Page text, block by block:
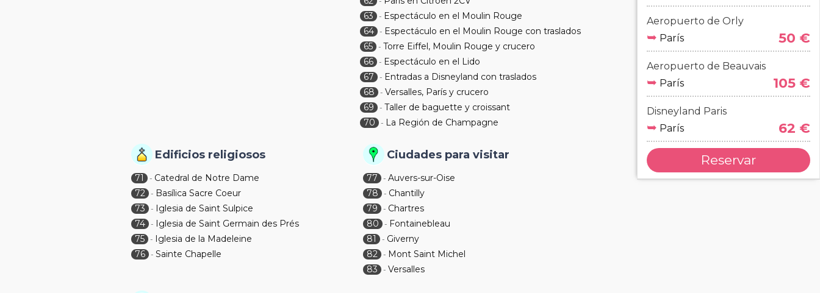
63
- Espectáculo en el Moulin Rouge
64 - Espectáculo en el Moulin Rouge con traslados
65 - Torre Eiffel, Moulin Rouge y crucero
66 - Espectáculo en el Lido
67
- Entradas a Disneyland con traslados
68
-Versalles, París y crucero
69
- Taller de baguette y croissant
70
- La Región de Champagne
Edificios religiosos
71 - Catedral de Notre Dame
72 - Basílica Sacre Coeur
73
- Iglesia de Saint Sulpice
74 - Iglesia de Saint Germain des Prés
75 - Iglesia de la Madeleine
76 -Sainte Chapelle
Ciudades para visitar
77 -Auvers-sur-Oise
78
- Chantilly
79
- Chartres
80
- Fontainebleau
81
- Giverny
82 - Mont Saint Michel
83
-Versalles
Aeropuerto de Orly
➥ París 50 €
Aeropuerto de Beauvais
➥ París 105 €
Disneyland Paris
➥ París 62 €
Reservar